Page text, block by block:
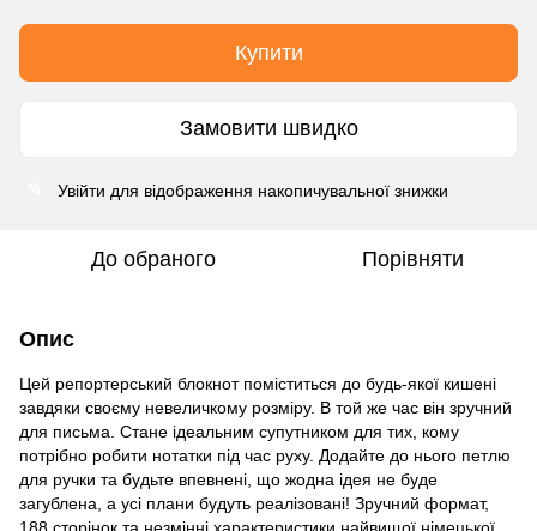
Купити
Замовити швидко
Увійти для відображення накопичувальної знижки
До обраного Порівняти
Опис
Цей репортерський блокнот поміститься до будь-якої кишені
завдяки своєму невеличкому розміру. В той же час він зручний
для письма. Стане ідеальним супутником для тих, кому
потрібно робити нотатки під час руху. Додайте до нього петлю
для ручки та будьте впевнені, що жодна ідея не буде
загублена, а усі плани будуть реалізовані! Зручний формат,
188 сторінок та незмінні характеристики найвищої німецької